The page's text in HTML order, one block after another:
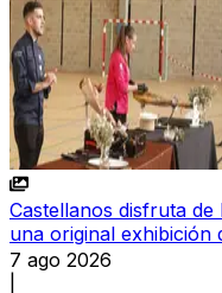
Castellanos disfruta
una original exhibición
7 ago 2026